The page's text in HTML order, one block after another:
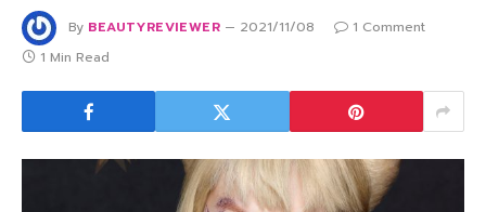
By BEAUTYREVIEWER 2021/11/08
1 Comment
1 Min Read